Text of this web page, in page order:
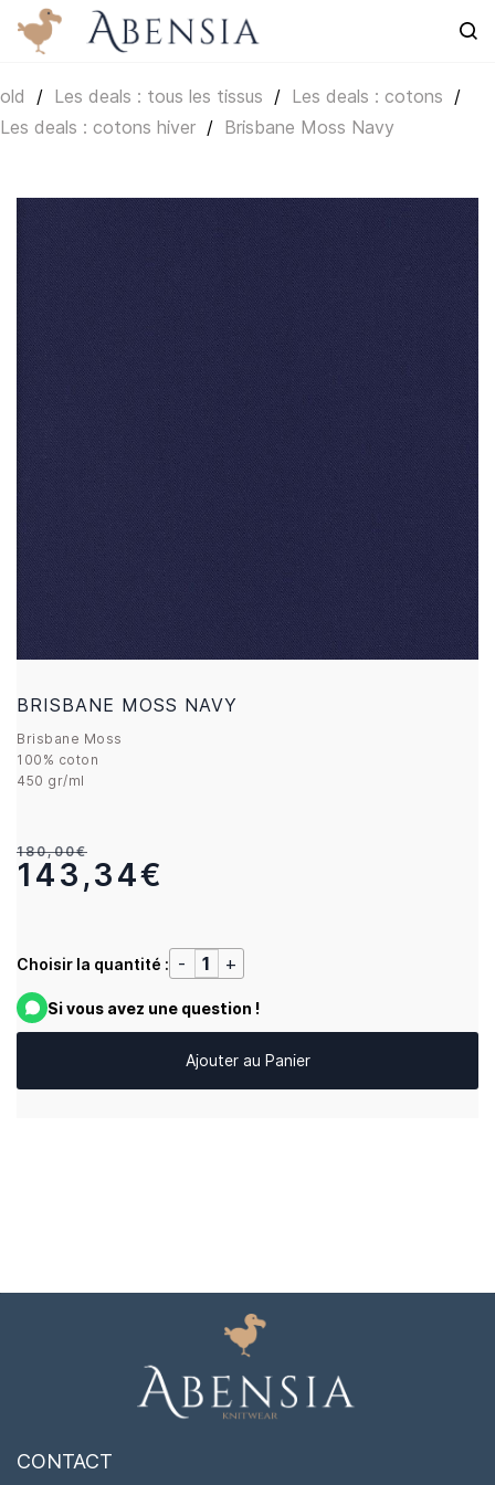
Skip to
main
content
old
/ Les deals : tous les tissus / Les deals : cotons /
Les deals : cotons hiver / Brisbane Moss Navy
BRISBANE MOSS NAVY
Brisbane Moss
100% coton
450 gr/ml
143,34€
180,00€
Choisir la quantité :
Si vous avez une question !
Ajouter au Panier
CONTACT